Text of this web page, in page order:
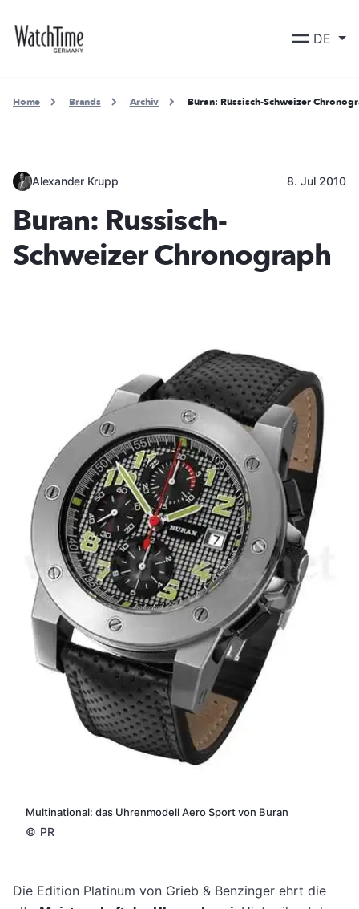
DE
Home Brands Archiv Buran: Russisch-Schweizer
Alexander Krupp 8. Jul 2010
Buran: Russisch-
Schweizer Chronograph
Multinational: das Uhrenmodell Aero Sport von Buran
© PR
Die Edition Platinum von Grieb & Benzinger ehrt die